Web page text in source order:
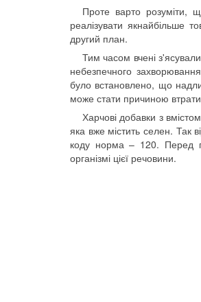
Проте варто розуміти,
реалізувати якнайбільше
другий план.
Тим часом вчені
небезпечного
було встановлено, що
може стати причиною втрати
Харчові добавки з
яка вже містить селен. Так
коду норма – 120. Перед
організмі цієї речовини.